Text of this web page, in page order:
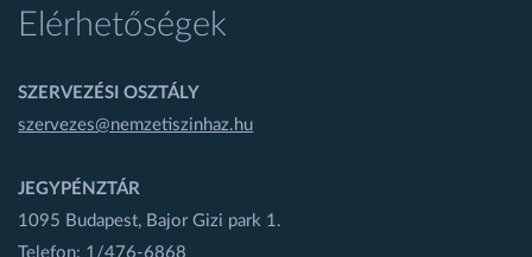
Elérhetőségek
SZERVEZÉSI OSZTÁLY
szervezes@nemzetiszinhaz.hu
JEGYPÉNZTÁR
1095 Budapest, Bajor Gizi park 1.
Telefon: 1/476-6868